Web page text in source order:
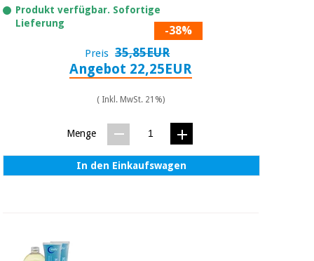
Produkt verfügbar. Sofortige
Lieferung
-38%
Preis 35,85EUR
Angebot 22,25EUR
( Inkl. MwSt. 21%)
Menge
In den Einkaufswagen